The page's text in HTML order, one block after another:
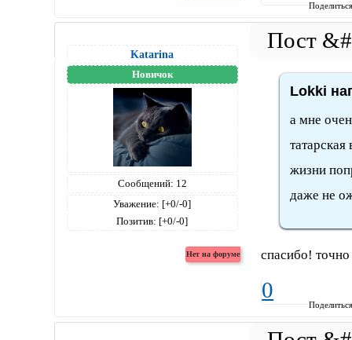
Katarina
Новичок
Сообщений: 12
Уважение: [+0/-0]
Позитив: [+0/-0]
Lokki
а мне
жизни
даже не
спасибо!
0